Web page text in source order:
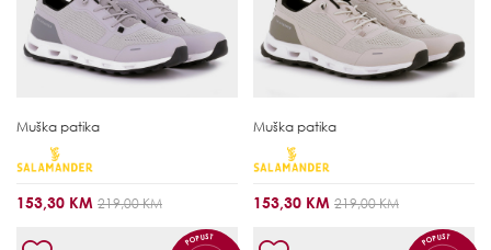
Muška patika
153,30 KM 219,00 KM
Muška patika
153,30 KM 219,00 KM
POPUST POPUST